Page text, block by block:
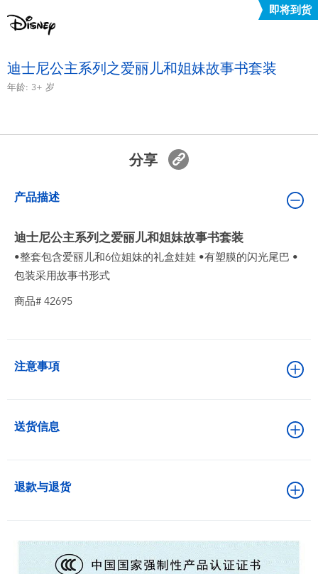
模仿，化妆及造型系列
毛绒公仔玩具
玩具促销
玩具清货
即将到货
迪士尼公主系列之爱丽儿和姐妹故事书套装
年龄: 3+ 岁
分享
产品描述
迪士尼公主系列之爱丽儿和姐妹故事书套装
•整套包含爱丽儿和6位姐妹的礼盒娃娃 •有塑膜的闪光尾巴 •
包装采用故事书形式
商品# 42695
注意事項
送货信息
退款与退货